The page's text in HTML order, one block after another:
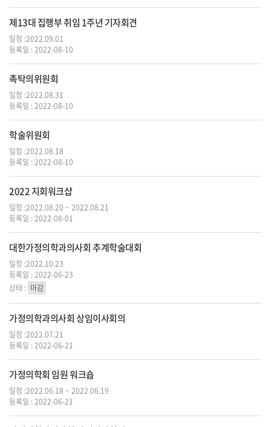
제13대 집행부 취임 1주년 기자회견
일정 :2022.09.01
등록일 : 2022-08-10
촉탁의위원회
일정 :2022.08.31
등록일 : 2022-08-10
학술위원회
일정 :2022.08.18
등록일 : 2022-08-10
2022 지회워크샵
일정 :2022.08.20 ~ 2022.08.21
등록일 : 2022-08-01
대한가정의학과의사회 추계학술대회
일정 :2022.10.23
등록일 : 2022-06-23
상태 : 마감
가정의학과의사회 상임이사회의
일정 :2022.07.21
등록일 : 2022-06-21
가정의학회 임원 워크숍
일정 :2022.06.18 ~ 2022.06.19
등록일 : 2022-06-21